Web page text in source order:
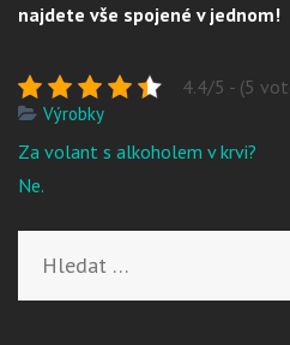
najdete vše spojené v jednom!
4.4/5 - (5
Výrobky
Navigace
pro
Za volant s alkoholem v krvi?
Ne.